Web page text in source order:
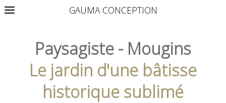
GAUMA CONCEPTION
Paysagiste - Mougins
Le jardin d'une bâtisse
historique sublimé